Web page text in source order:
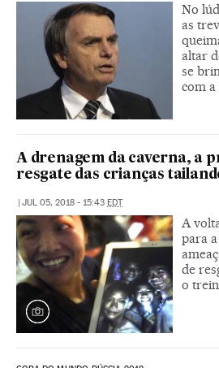
No
as
altar
se
com
A drenagem da caverna, a
resgate das crianças
| JUL 05, 2018 - 15:43 EDT
A
para
de
o